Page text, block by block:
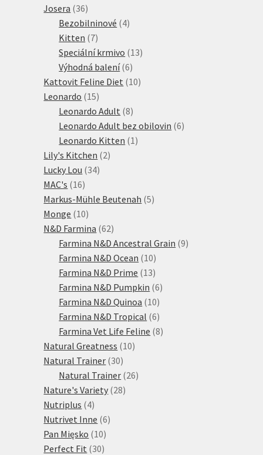
Josera 3636
produktů
Bezobilninové 44
Kitten 77
produktů
Speciální krmivo 1313
Výhodná balení 66
produktů
Kattovit Feline Diet 1010
Leonardo 1515
produktů
Leonardo Adult 88
produktů
Leonardo Adult bez obilovin 66
Leonardo Kitten 1 1
Lily's Kitchen 22
Lucky Lou 3434
MAC's 1616
produktů
Markus-Mühle Beutenah 55
Monge 1010
produktů
N&D Farmina 6262
produktů
Farmina N&D Ancestral Grain 99
Farmina N&D Ocean 1010
produktů
Farmina N&D Prime 1313
produktů
Farmina N&D Pumpkin 66
Farmina N&D Quinoa 1010
produktů
Farmina N&D Tropical 66
produktů
Farmina Vet Life Feline 88
Natural Greatness 1010
Natural Trainer 3030
produktů
Natural Trainer 2626
Nature's Variety 2828
Nutriplus 44
produkty
Nutrivet Inne 66
Pan Mięsko 1010
produktů
Perfect Fit 3030